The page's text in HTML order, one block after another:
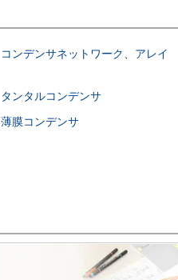
コンデンサネットワーク、アレイ
タンタルコンデンサ
薄膜コンデンサ